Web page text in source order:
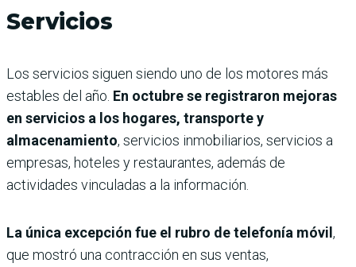
Servicios
Los servicios siguen siendo uno de los motores más
estables del año. En octubre se registraron mejoras
en servicios a los hogares, transporte y
almacenamiento, servicios inmobiliarios, servicios a
empresas, hoteles y restaurantes, además de
actividades vinculadas a la información.
La única excepción fue el rubro de telefonía móvil ,
que mostró una contracción en sus ventas,